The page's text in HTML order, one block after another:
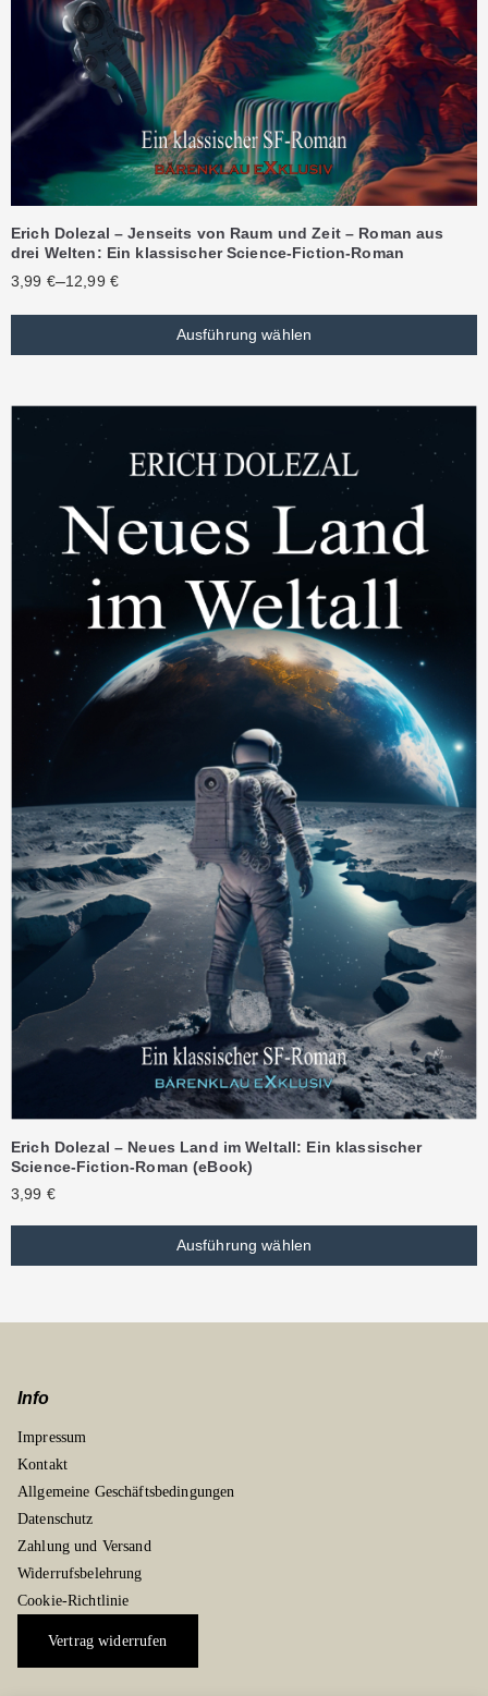
Erich Dolezal – Jenseits von Raum und Zeit – Roman aus
drei Welten: Ein klassischer Science-Fiction-Roman
3,99 €–12,99 €
Ausführung wählen
Erich Dolezal – Neues Land im Weltall: Ein klassischer
Science-Fiction-Roman (eBook)
3,99 €
Ausführung wählen
Info
Impressum
Kontakt
Allgemeine Geschäftsbedingungen
Datenschutz
Zahlung und Versand
Widerrufsbelehrung
Cookie-Richtlinie
Vertrag widerrufen